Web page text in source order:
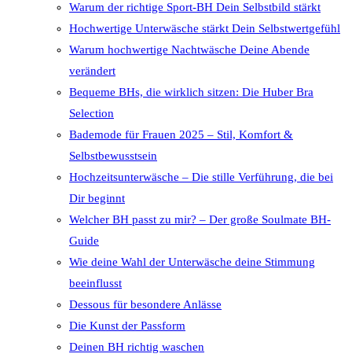
Warum der richtige Sport-BH Dein Selbstbild stärkt
Hochwertige Unterwäsche stärkt Dein Selbstwertgefühl
Warum hochwertige Nachtwäsche Deine Abende
verändert
Bequeme BHs, die wirklich sitzen: Die Huber Bra
Selection
Bademode für Frauen 2025 – Stil, Komfort &
Selbstbewusstsein
Hochzeitsunterwäsche – Die stille Verführung, die bei
Dir beginnt
Welcher BH passt zu mir? – Der große Soulmate BH-
Guide
Wie deine Wahl der Unterwäsche deine Stimmung
beeinflusst
Dessous für besondere Anlässe
Die Kunst der Passform
Deinen BH richtig waschen